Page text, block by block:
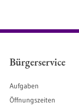
Bürgerservice
Aufgaben
Öffnungszeiten